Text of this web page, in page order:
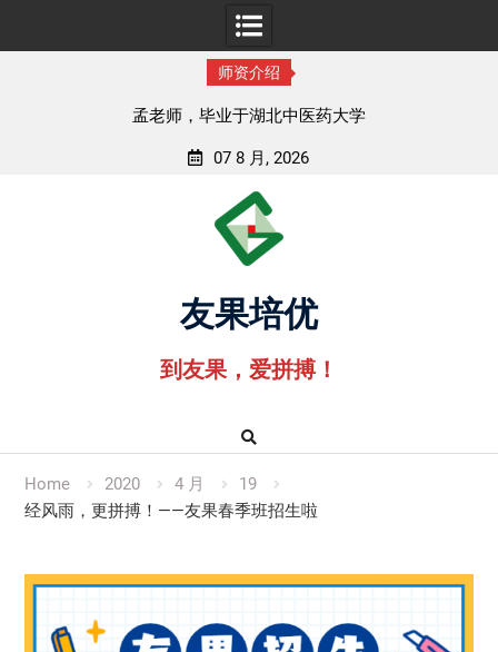
师资介绍
孟老师，毕业于湖北中医药大学
07 8 月, 2026
友果培优
到友果，爱拼搏！
Home 2020 4 月
19
经风雨，更拼搏！——友果春季班招生啦